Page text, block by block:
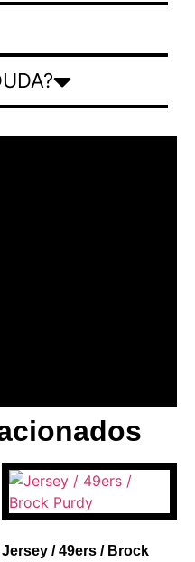
CON
1
Jersey / 49ers / Brock